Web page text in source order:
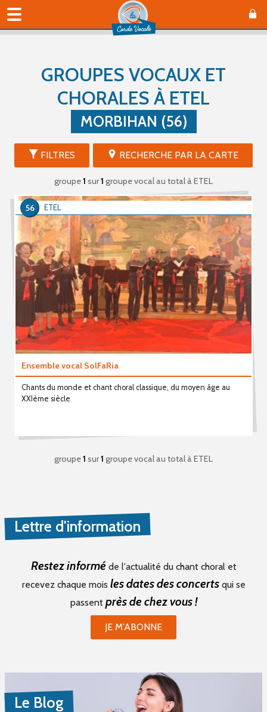
GROUPES VOCAUX ET
CHORALES À ETEL
MORBIHAN (56)
FILTRES RECHERCHE PAR LA CARTE
groupe1 sur1 groupe vocal au totalà ETEL
Ensemble vocal SolFaRia
Chants du monde et chant choral classique, du moyen âge au
XXIème siècle
ETEL
56
groupe1 sur1 groupe vocal au totalà ETEL
Lettre d'information
Restez informé de l'actualité du chant choral et
recevez chaque mois les dates des concertsqui se
passent près de chez vous !
JE M'ABONNE
Le Blog